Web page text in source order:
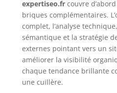
expertiseo.frcouvre
briques complémentaires.
complet, l’analyse
sémantique et la stratégie
externes pointant vers un
améliorer la visibilité
chaque tendance brillante
une cuillère.